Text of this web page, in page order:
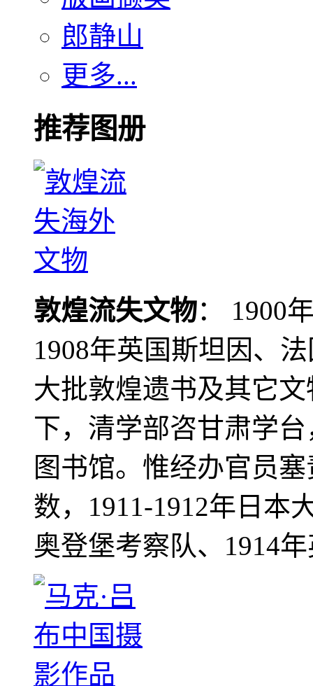
郎静山
更多...
推荐图册
敦煌流失文物： 1900
1908年英国斯坦因、
大批敦煌遗书及其它
下，清学部咨甘肃学
图书馆。惟经办官员
数，1911-1912年日本
奥登堡考察队、1914